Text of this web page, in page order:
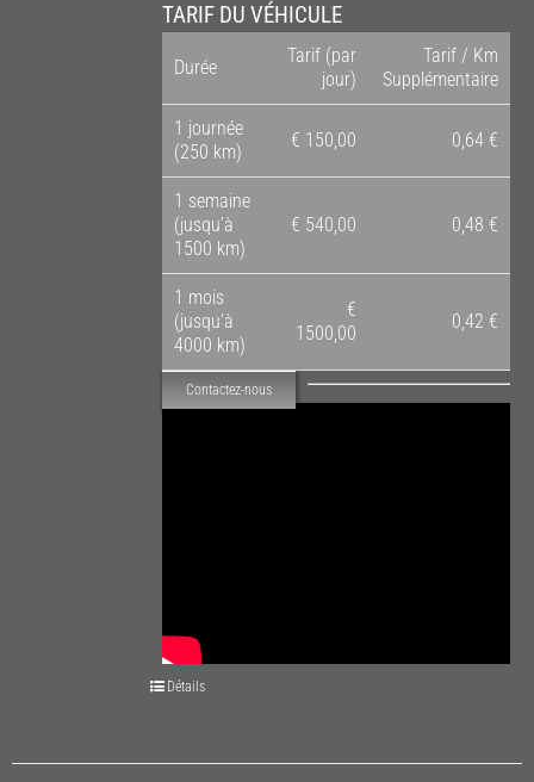
TARIF DU VÉHICULE
Durée
Tarif (par
jour)
Tarif / Km
Supplémentaire
1 journée
(250 km)
€ 150,00 0,64 €
1 semaine
(jusqu’à
1500 km)
€ 540,00 0,48 €
1 mois
(jusqu’à
4000 km)
€
1500,00
0,42 €
Contactez-nous
Détails